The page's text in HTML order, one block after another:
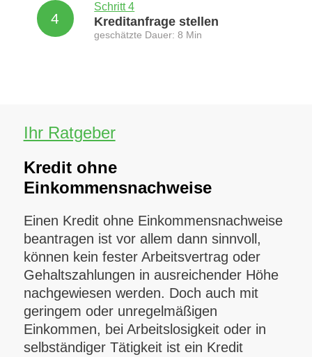
4
Schritt 4
Kreditanfrage stellen
geschätzte Dauer: 8 Min
Ihr Ratgeber
Kredit ohne
Einkommensnachweise
Einen Kredit ohne Einkommensnachweise
beantragen ist vor allem dann sinnvoll,
können kein fester Arbeitsvertrag oder
Gehaltszahlungen in ausreichender Höhe
nachgewiesen werden. Doch auch mit
geringem oder unregelmäßigen
Einkommen, bei Arbeitslosigkeit oder in
selbständiger Tätigkeit ist ein Kredit